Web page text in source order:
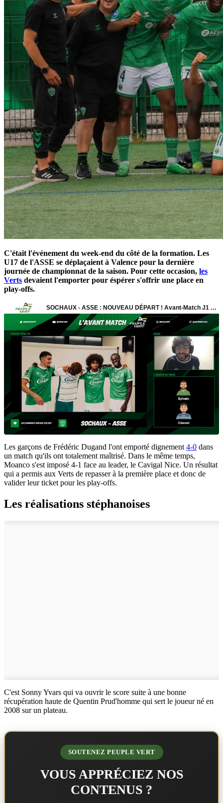
C'était l'événement du week-end du côté de la formation. Les
U17 de l'ASSE se déplaçaient à Valence pour la dernière
journée de championnat de la saison. Pour cette occasion, les
Verts devaient l'emporter pour éspérer s'offrir une place en
play-offs.
Les garçons de Frédéric Dugand l'ont emporté dignement 4-0 dans
un match qu'ils ont totalement maîtrisé. Dans le même temps,
Moanco s'est imposé 4-1 face au leader, le Cavigal Nice. Un résultat
qui a permis aux Verts de repasser à la première place et donc de
valider leur ticket pour les play-offs.
Les réalisations stéphanoises
C'est Sonny Yvars qui va ouvrir le score suite à une bonne
récupération haute de Quentin Prud'homme qui sert le joueur né en
2008 sur un plateau.
SOUTENEZ PEUPLE VERT
VOUS APPRÉCIEZ NOS
CONTENUS ?